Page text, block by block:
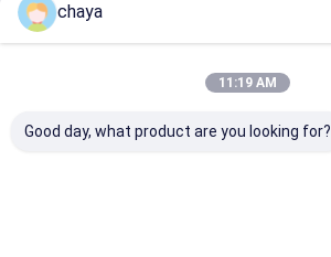
chaya
11:19 AM
Good day, what product are you looking for?